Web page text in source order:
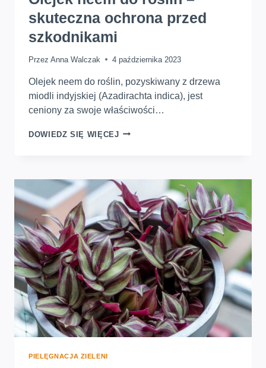
skuteczna ochrona przed
szkodnikami
Przez Anna Walczak 4 października 2023
Olejek neem do roślin, pozyskiwany z drzewa
miodli indyjskiej (Azadirachta indica), jest
ceniony za swoje właściwości…
DOWIEDZ SIĘ WIĘCEJOLEJEK
SKUTECZNA
OCHRONA
PRZED
SZKODNIKAMI
PIELĘGNACJA ZIELENI